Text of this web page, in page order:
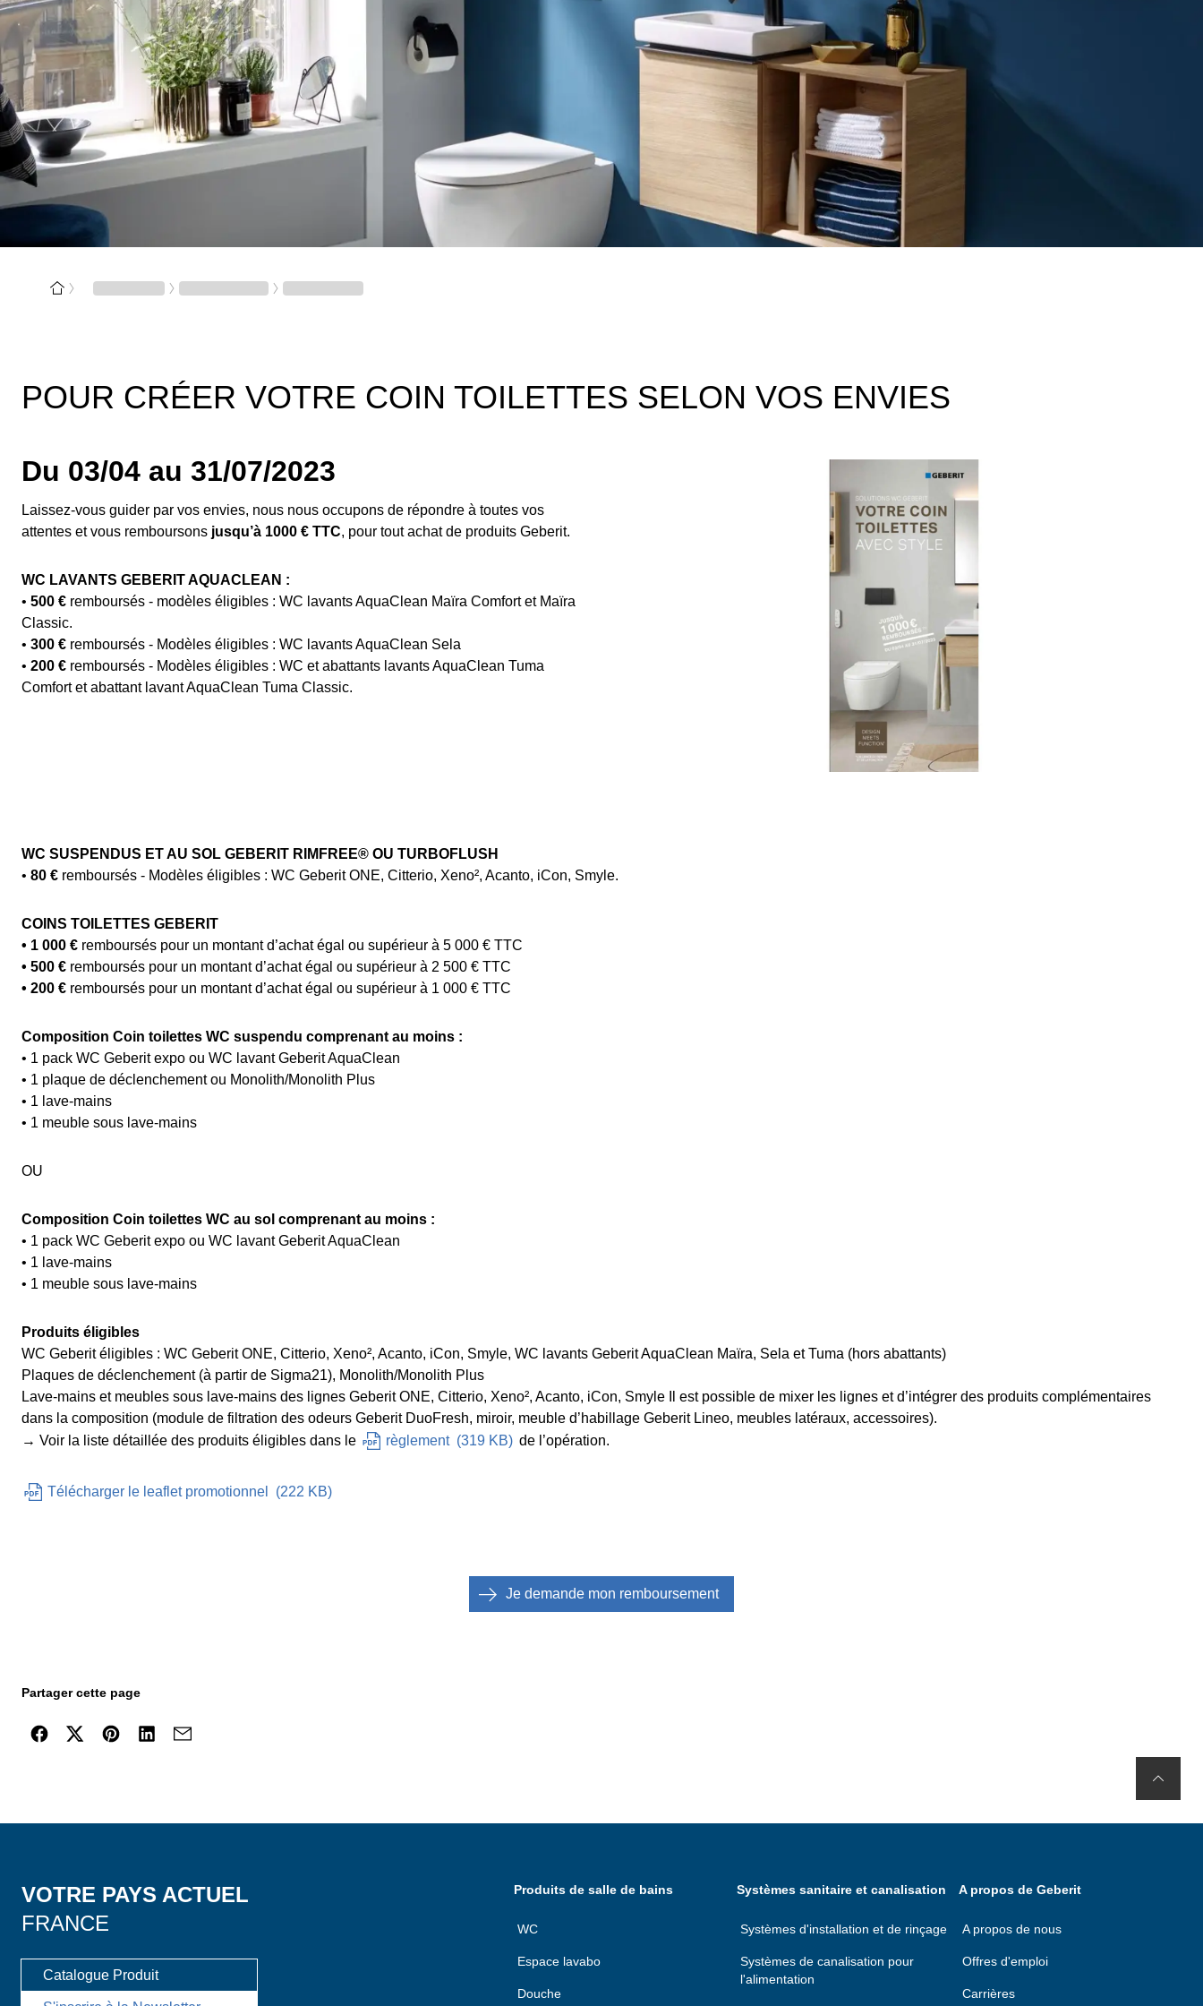
POUR CRÉER VOTRE COIN TOILETTES SELON VOS ENVIES
Du 03/04 au 31/07/2023
Laissez-vous guider par vos envies, nous nous occupons de répondre à toutes vos
attentes et vous remboursons jusqu’à 1000 € TTC, pour tout achat de produits Geberit.
WC LAVANTS GEBERIT AQUACLEAN :
• 500 € remboursés - modèles éligibles : WC lavants AquaClean Maïra Comfort et Maïra
Classic.
• 300 € remboursés - Modèles éligibles : WC lavants AquaClean Sela
• 200 € remboursés - Modèles éligibles : WC et abattants lavants AquaClean Tuma
Comfort et abattant lavant AquaClean Tuma Classic.
WC SUSPENDUS ET AU SOL GEBERIT RIMFREE® OU TURBOFLUSH
• 80 € remboursés - Modèles éligibles : WC Geberit ONE, Citterio, Xeno², Acanto, iCon, Smyle.
COINS TOILETTES GEBERIT
• 1 000 € remboursés pour un montant d’achat égal ou supérieur à 5 000 € TTC
• 500 € remboursés pour un montant d’achat égal ou supérieur à 2 500 € TTC
• 200 € remboursés pour un montant d’achat égal ou supérieur à 1 000 € TTC
Composition Coin toilettes WC suspendu comprenant au moins :
• 1 pack WC Geberit expo ou WC lavant Geberit AquaClean
• 1 plaque de déclenchement ou Monolith/Monolith Plus
• 1 lave-mains
• 1 meuble sous lave-mains
OU
Composition Coin toilettes WC au sol comprenant au moins :
• 1 pack WC Geberit expo ou WC lavant Geberit AquaClean
• 1 lave-mains
• 1 meuble sous lave-mains
Produits éligibles
WC Geberit éligibles : WC Geberit ONE, Citterio, Xeno², Acanto, iCon, Smyle, WC lavants Geberit AquaClean Maïra, Sela et Tuma (hors abattants)
Plaques de déclenchement (à partir de Sigma21), Monolith/Monolith Plus
Lave-mains et meubles sous lave-mains des lignes Geberit ONE, Citterio, Xeno², Acanto, iCon, Smyle Il est possible de mixer les lignes et d’intégrer des produits complémentaires
dans la composition (module de filtration des odeurs Geberit DuoFresh, miroir, meuble d’habillage Geberit Lineo, meubles latéraux, accessoires).
→ Voir la liste détaillée des produits éligibles dans le
règlement(319 KB) de l’opération.
Télécharger le leaflet promotionnel (222 KB)
Je demande mon remboursement
Partager cette page
VOTRE PAYS ACTUEL
FRANCE
Catalogue Produit
Produits de salle de bains
WC
Espace lavabo
Douche
Systèmes sanitaire et canalisation
Systèmes d'installation et de rinçage
Systèmes de canalisation pour
l'alimentation
A propos de Geberit
A propos de nous
Offres d'emploi
Carrières